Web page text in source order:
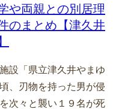
や両親との別居理
のまとめ【津久井
設「県立津久井やまゆ
、刃物を持った男が侵
次々と襲い１９名が死